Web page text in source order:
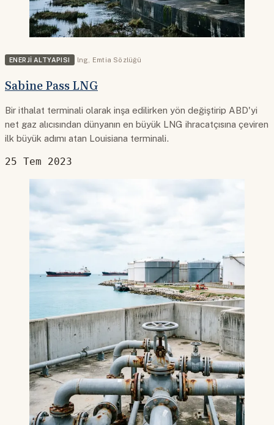
ENERJI ALTYAPISI lng Emtia Sözlüğü
Sabine Pass LNG
Bir ithalat terminali olarak inşa edilirken yön değiştirip ABD'yi
net gaz alıcısından dünyanın en büyük LNG ihracatçısına çeviren
ilk büyük adımı atan Louisiana terminali.
25 Tem 2023